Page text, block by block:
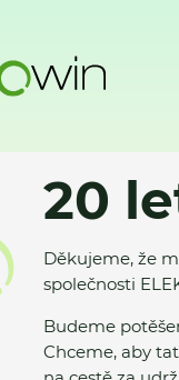
20
Děkujeme, že
společnosti
Budeme
Chceme, aby